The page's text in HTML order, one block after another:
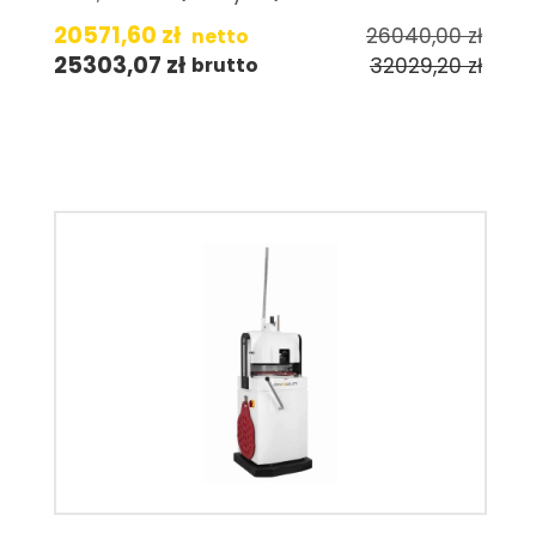
20571,60 zł netto 26040,00zł
25303,07 zł brutto 32029,20zł